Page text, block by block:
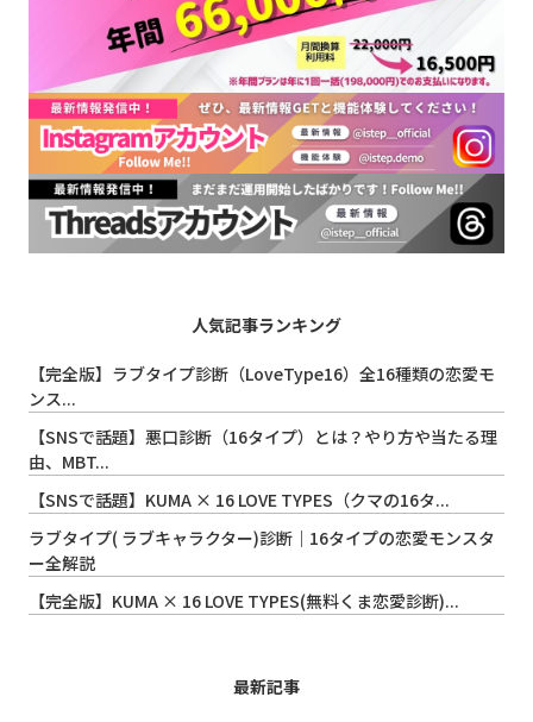
人気記事ランキング
【完全版】ラブタイプ診断（LoveType16）全16種類の恋愛モ
ンス...
【SNSで話題】悪口診断（16タイプ）とは？やり方や当たる理
由、MBT...
【SNSで話題】KUMA × 16 LOVE TYPES（クマの16タ...
ラブタイプ( ラブキャラクター)診断｜16タイプの恋愛モンスタ
ー全解説
【完全版】KUMA × 16 LOVE TYPES(無料くま恋愛診断)...
最新記事